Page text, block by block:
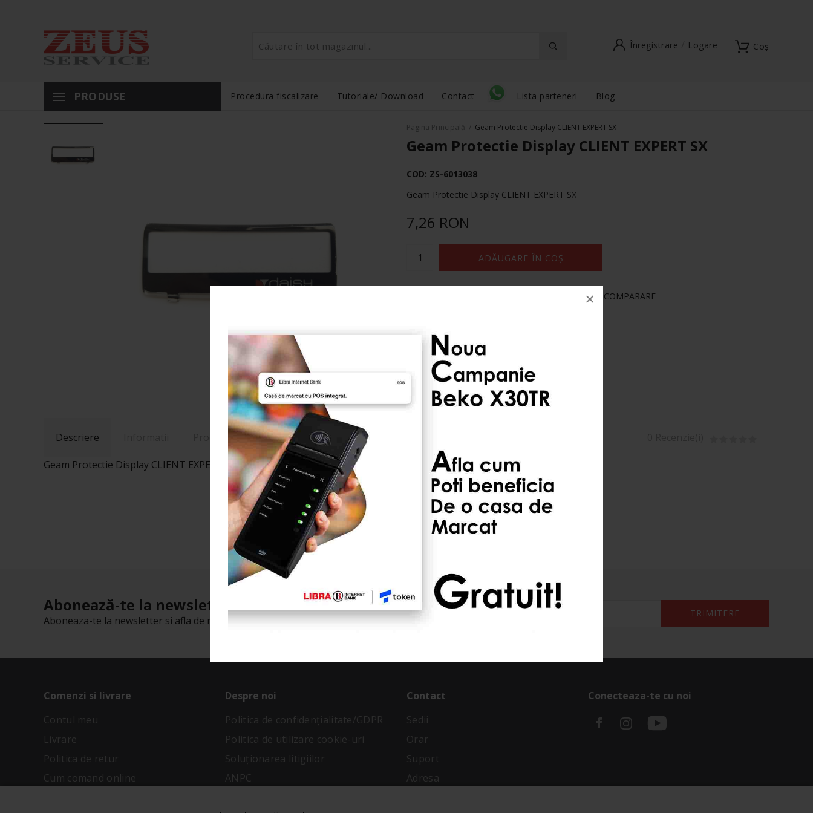
×
Coș
Înregistrare Logare
PRODUSE Procedura fiscalizare Tutoriale/ Download Contact Lista parteneri Blog
Pagina Principală Geam Protectie Display CLIENT EXPERT SX
Geam Protectie Display CLIENT EXPERT SX
COD: ZS-6013038
Geam Protectie Display CLIENT EXPERT SX
7,26 RON
ADĂUGARE ÎN COȘ
COMPARARE
În Stoc
Descriere Produse Recomandate
Geam Protectie Display CLIENT EXPERT SX
Abonează-te la newsletter-ul nostru
Aboneaza-te la newsletter si afla de reducerile cu timp limitat!
TRIMITERE
Comenzi si livrare
Contul meu
Livrare
Politica de retur
Cum comand online
Despre noi
Politica de confidenţialitate/GDPR
Politica de utilizare cookie-uri
Soluționarea litigiilor
ANPC
Contact
Sedii
Orar
Suport
Adresa
Conecteaza-te cu noi